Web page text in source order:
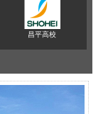
昌平高校